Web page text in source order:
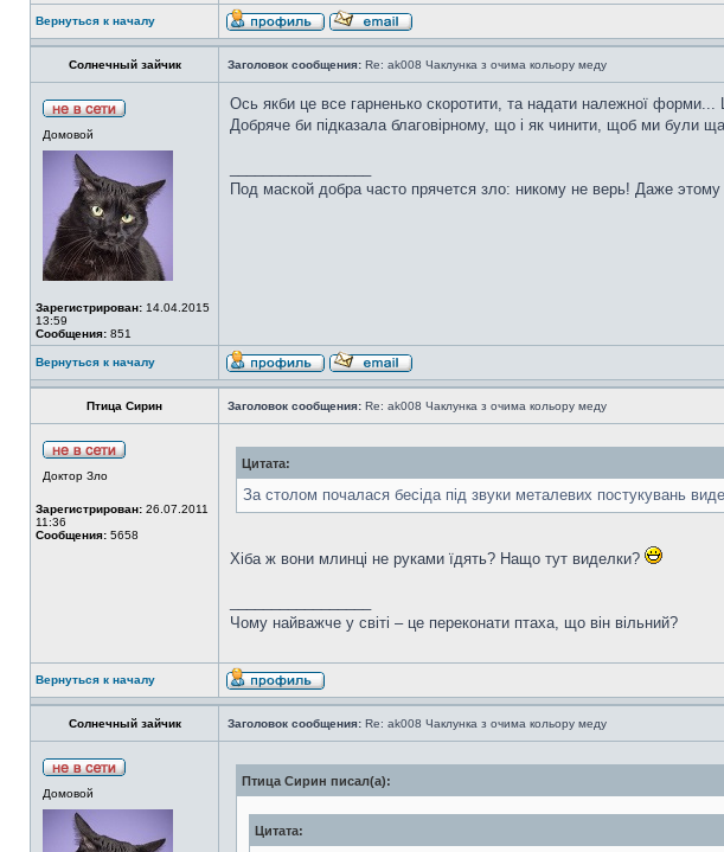
Вернуться к началу
Солнечный зайчик Заголовок сообщения: Re: ak008 Чаклунка з очима кольору меду
Домовой
Зарегистрирован: 14.04.2015
13:59
Сообщения: 851
Ось якби це все гарненько скоротити, та надати належної
Добряче би підказала благовірному, що і як чинити, щоб ми були
Под маской добра часто прячется зло: никому не верь! Даже этому
Вернуться к началу
Птица Сирин Заголовок сообщения: Re: ak008 Чаклунка з очима кольору меду
Доктор Зло
Зарегистрирован: 26.07.2011
11:36
Сообщения: 5658
Цитата:
За столом почалася бесіда під звуки металевих постукувань
Хіба ж вони млинці не руками їдять? Нащо тут виделки?
Чому найважче у світі – це переконати птаха, що він вільний?
Вернуться к началу
Солнечный зайчик Заголовок сообщения: Re: ak008 Чаклунка з очима кольору меду
Домовой
Птица Сирин писал(а):
Цитата: